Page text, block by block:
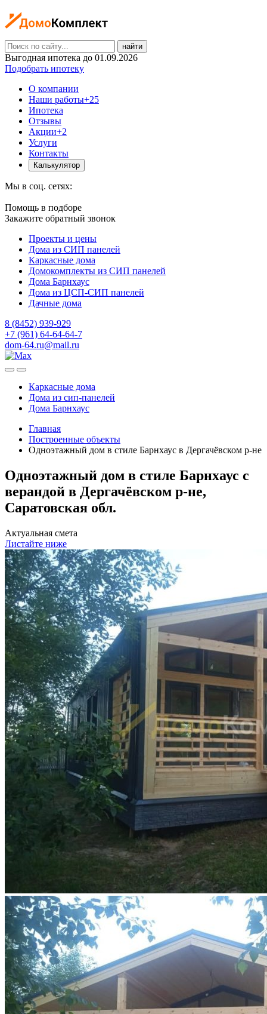
найти
Выгодная ипотека до 01.09.2026
Подобрать ипотеку
О компании
Наши работы+25
Ипотека
Отзывы
Акции+2
Услуги
Контакты
Калькулятор
Мы в соц. сетях:
Помощь в подборе
Закажите обратный звонок
Проекты и цены
Дома из СИП панелей
Каркасные дома
Домокомплекты из СИП панелей
Дома Барнхаус
Дома из ЦСП-СИП панелей
Дачные дома
8 (8452) 939-929
+7 (961) 64-64-64-7
dom-64.ru@mail.ru
Каркасные дома
Дома из сип-панелей
Дома Барнхаус
Главная
Построенные объекты
Одноэтажный дом в стиле Барнхаус в Дергачёвском р-не
Одноэтажный дом в стиле Барнхаус с
верандой в Дергачёвском р-не,
Саратовская обл.
Актуальная смета
Листайте ниже